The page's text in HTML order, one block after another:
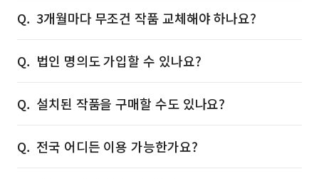
3개월마다 무조건 작품 교체해야 하나요?
법인 명의도 가입할 수 있나요?
설치된 작품을 구매할 수도 있나요?
전국 어디든 이용 가능한가요?